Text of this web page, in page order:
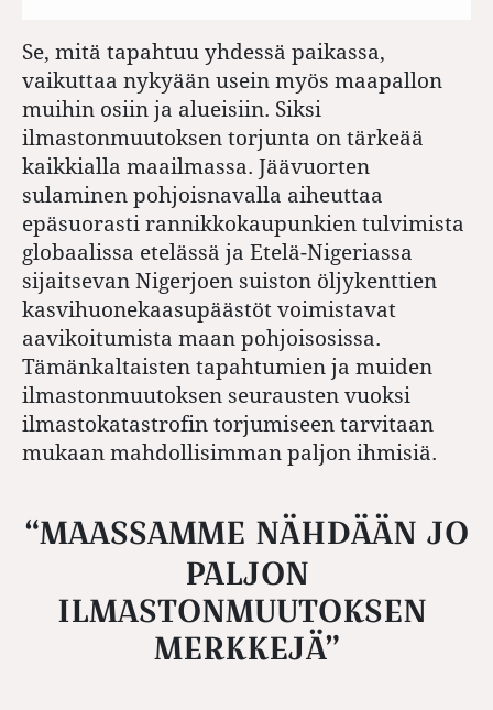
Se, mitä tapahtuu yhdessä paikassa,
vaikuttaa nykyään usein myös maapallon
muihin osiin ja alueisiin. Siksi
ilmastonmuutoksen torjunta on tärkeää
kaikkialla maailmassa. Jäävuorten
sulaminen pohjoisnavalla aiheuttaa
epäsuorasti rannikkokaupunkien tulvimista
globaalissa etelässä ja Etelä-Nigeriassa
sijaitsevan Nigerjoen suiston öljykenttien
kasvihuonekaasupäästöt voimistavat
aavikoitumista maan pohjoisosissa.
Tämänkaltaisten tapahtumien ja muiden
ilmastonmuutoksen seurausten vuoksi
ilmastokatastrofin torjumiseen tarvitaan
mukaan mahdollisimman paljon ihmisiä.
“MAASSAMME NÄHDÄÄN JO
PALJON
ILMASTONMUUTOKSEN ​​
MERKKEJÄ”